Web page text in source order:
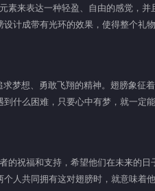
素来表达一种轻盈、自由的感觉，并
计成带有光环的效果，使得整个礼
求梦想、勇敢飞翔的精神。翅膀象征
什么困难，只要心中有梦，就一定
的祝福和支持，希望他们在未来的日
人共同拥有这对翅膀时，就意味着